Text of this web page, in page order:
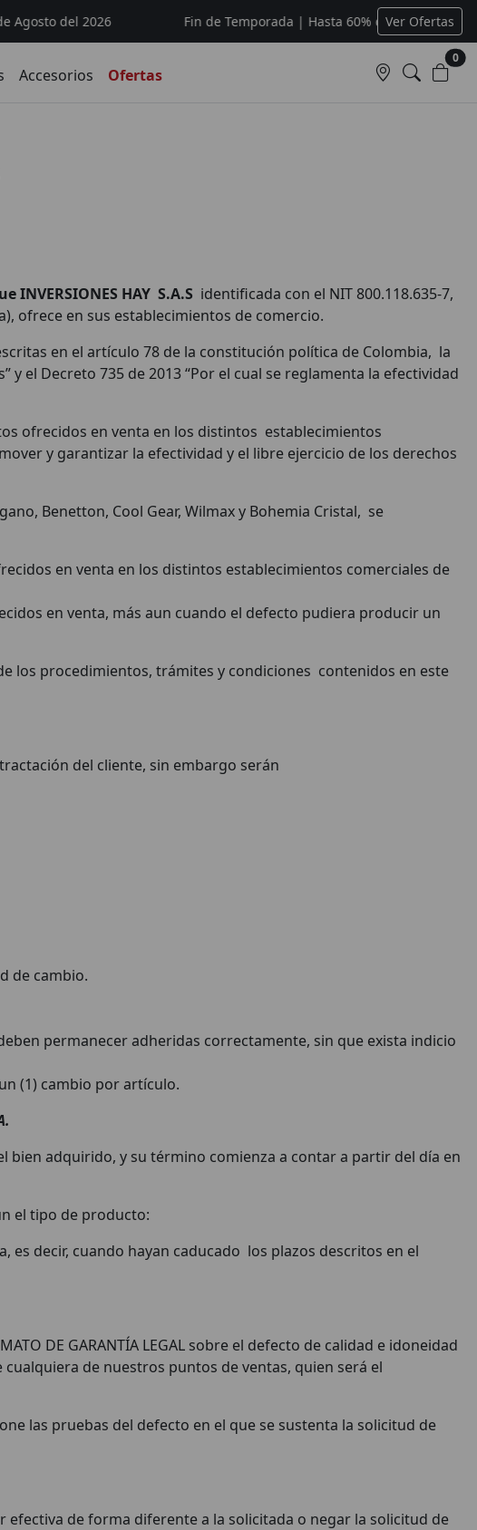
del 2026 Fin de Temporada | Hasta 60% de descuento o
Ver Ofertas
0
Accesorios Ofertas
INVERSIONES HAY S.A.S identificada con el NIT 800.118.635-7,
ofrece en sus establecimientos de comercio.
en el artículo 78 de la constitución política de Colombia, la
y el Decreto 735 de 2013 “Por el cual se reglamenta la efectividad
ofrecidos en venta en los distintos establecimientos
y garantizar la efectividad y el libre ejercicio de los derechos
Benetton, Cool Gear, Wilmax y Bohemia Cristal, se
en venta en los distintos establecimientos comerciales de
en venta, más aun cuando el defecto pudiera producir un
los procedimientos, trámites y condiciones contenidos en este
del cliente, sin embargo serán
de cambio.
permanecer adheridas correctamente, sin que exista indicio
(1) cambio por artículo.
bien adquirido, y su término comienza a contar a partir del día en
el tipo de producto:
decir, cuando hayan caducado los plazos descritos en el
DE GARANTÍA LEGAL sobre el defecto de calidad e idoneidad
de nuestros puntos de ventas, quien será el
las pruebas del defecto en el que se sustenta la solicitud de
de forma diferente a la solicitada o negar la solicitud de